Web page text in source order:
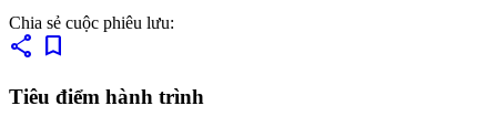
Chia sẻ cuộc phiêu lưu:
share bookmark
Tiêu điểm hành trình